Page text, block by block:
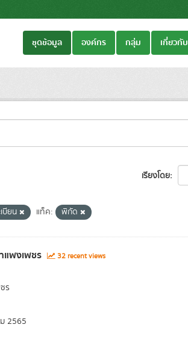
ชุดข้อมูล องค์กร กลุ่ม เกี่ยวกับ
เรียงโดย
บียน แท็ค: พิกัด
พงเพชร 32 recent views
ร
2565